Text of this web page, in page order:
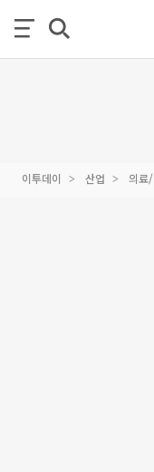
이투데이 산업 의료